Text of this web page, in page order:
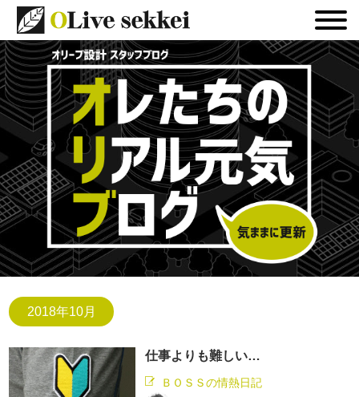
2018年10月
仕事よりも難しい…
ＢＯＳＳの情熱日記